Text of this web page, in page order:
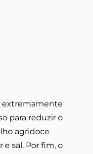
extremamente
para reduzir o
agridoce
e sal. Por fim, o